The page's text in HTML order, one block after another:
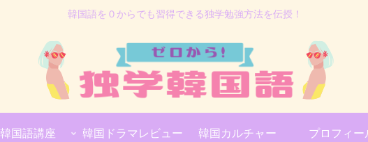
韓国語を０からでも習得できる独学勉強方法を伝授！
韓国語講座 韓国ドラマレビュー 韓国カルチャー プロフィー